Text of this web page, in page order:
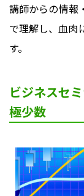
講師からの情報
で理解し、血肉
す。
ビジネスセ
極少数